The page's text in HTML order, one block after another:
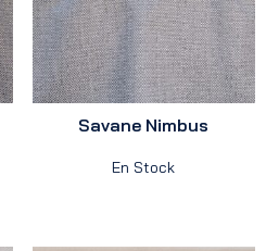
Savane Nimbus
En Stock